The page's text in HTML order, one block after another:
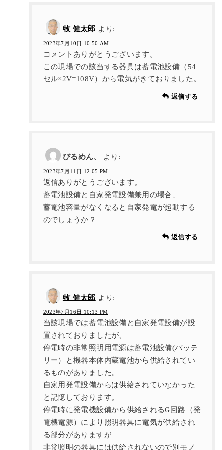
牧 健太郎 より:
2023年7月10日 10:50 AM
コメントありがとうございます。
この現場での該当する器具は蓄電池設備（54
セル×2V=108V）から電気がきておりました。
返信する
びるめん、 より:
2023年7月11日 12:05 PM
返信ありがとうございます。
蓄電池設備と自家発電設備兼用の場合、
蓄電池容量がなくなると自家発電が起動する
のでしょうか？
返信する
牧 健太郎 より:
2023年7月16日 10:13 PM
当該現場では蓄電池設備と自家発電設備が設
置されておりましたが、
停電時の非常照明用電源は蓄電池設備(バッテ
リー）と機器本体内蔵電池から供給されてい
るものがありました。
自家用発電設備からは供給されていなかった
と記憶しております。
停電時に発電機設備から供給されるG回路（発
電機電源）により照明器具に電気が供給され
る部分がありますが
非常照明の器具には供給されないので別モノ